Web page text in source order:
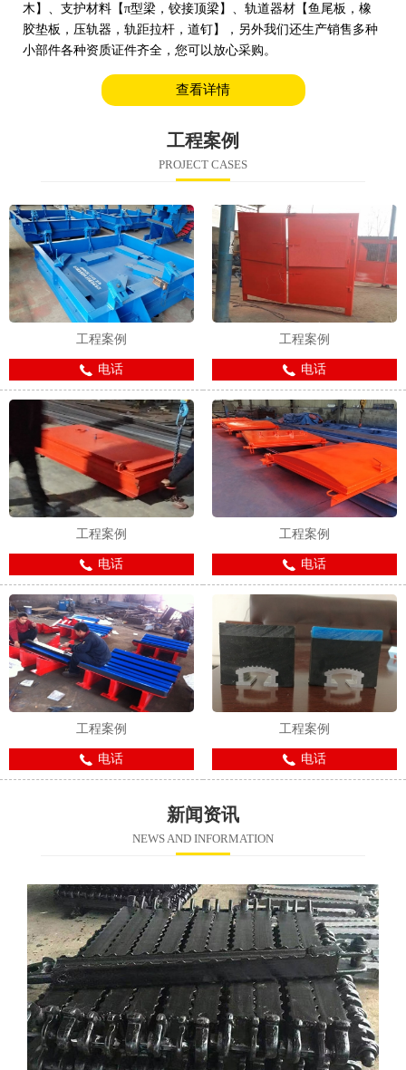
木】、支护材料【π型梁，铰接顶梁】、轨道器材【鱼尾板，橡
胶垫板，压轨器，轨距拉杆，道钉】，另外我们还生产销售多种
小部件各种资质证件齐全，您可以放心采购。
查看详情
工程案例
PROJECT CASES
工程案例
电话
工程案例
电话
工程案例
电话
工程案例
电话
工程案例
电话
工程案例
电话
新闻资讯
NEWS AND INFORMATION